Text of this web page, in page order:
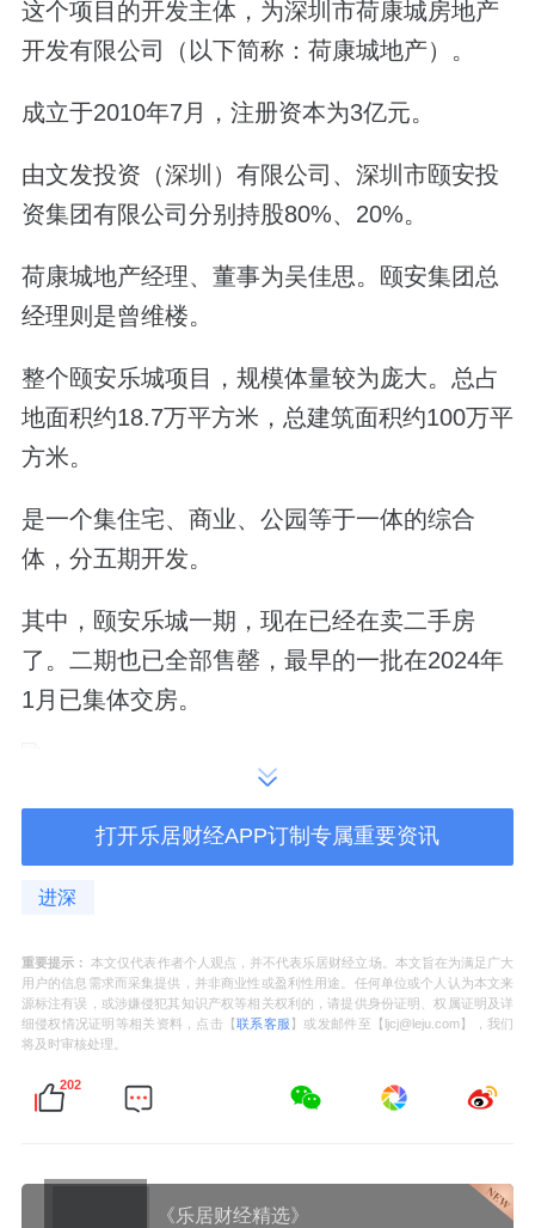
这个项目的开发主体，为深圳市荷康城房地产
开发有限公司（以下简称：荷康城地产）。
成立于2010年7月，注册资本为3亿元。
由文发投资（深圳）有限公司、深圳市颐安投
资集团有限公司分别持股80%、20%。
荷康城地产经理、董事为吴佳思。颐安集团总
经理则是曾维楼。
整个颐安乐城项目，规模体量较为庞大。总占
地面积约18.7万平方米，总建筑面积约100万平
方米。
是一个集住宅、商业、公园等于一体的综合
体，分五期开发。
其中，颐安乐城一期，现在已经在卖二手房
了。二期也已全部售罄，最早的一批在2024年
1月已集体交房。
在卖的颐安乐城三期，总占地面积约2.9万㎡，
总建筑面积约17.11万㎡。
容积率4.05，共由六栋住宅组成，总规划1086
小区六栋楼一字型排开，1栋靠近二期，6栋则
在最外边。
这个项目，进深君之前也写过。
有不少的提升。
打开乐居财经APP订制专属重要资讯
进深
重要提示： 本文仅代表作者个人观点，并不代表乐居财经立场。本文旨在为满足广大
用户的信息需求而采集提供，并非商业性或盈利性用途。任何单位或个人认为本文来
源标注有误，或涉嫌侵犯其知识产权等相关权利的，请提供身份证明、权属证明及详
细侵权情况证明等相关资料，点击【联系客服 】或发邮件至【ljcj@leju.com】，我们
将及时审核处理。
202
《乐居财经精选》